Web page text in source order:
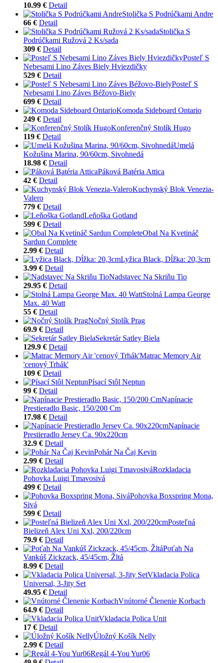
10.99 € Detail
Stolička S Podrúčkami Andre
66 € Detail
Stolička S
Podrúčkami Ružová 2 Ks/sada
309 € Detail
Posteľ S
Nebesami Lino Záves Biely Hviezdičky
529 € Detail
Posteľ S
Nebesami Lino Záves Béžovo-Biely
699 € Detail
Komoda Sideboard Ontario
249 € Detail
Konferenčný Stolík Hugo
119 € Detail
Umelá
Kožušina Marina, 90/60cm, Sivohnedá
18.98 € Detail
Páková Batéria Attica
42 € Detail
Kuchynský Blok Venezia-
Valero
779 € Detail
Leňoška Gotland
599 € Detail
Obal Na Kvetináč
Sardun Complete
2.99 € Detail
Lyžica Black, Dĺžka: 20,3cm
3.99 € Detail
Nadstavec Na Skriňu Tio
29.95 € Detail
Stolná Lampa George
Max. 40 Watt
55 € Detail
Nočný Stolík Prag
69.9 € Detail
Sekretár Satley Biela
129.9 € Detail
Matrac Memory Air
'cenový Trhák'
109 € Detail
Písací Stôl Neptun
99 € Detail
Napínacie
Prestieradlo Basic, 150/200 Cm
17.98 € Detail
Napínacie
Prestieradlo Jersey Ca. 90x220cm
32.9 € Detail
Pohár Na Čaj Kevin
2.99 € Detail
Rozkladacia
Pohovka Luigi Tmavosivá
499 € Detail
Pohovka Boxspring Mona,
Sivá
599 € Detail
Posteľná
Bielizeň Alex Uni Xxl, 200/220cm
79.9 € Detail
Poťah Na
Vankúš Zickzack, 45/45cm, Žltá
8.99 € Detail
Vkladacia Polica
Universal, 3-Jity Set
49.95 € Detail
Vnútorné Členenie Korbach
64.9 € Detail
Vkladacia Polica Unit
17 € Detail
Úložný Košík Nelly
2.99 € Detail
Regál 4-You Yur06